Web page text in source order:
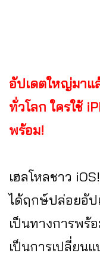
อัปเดตใหญ่มาแ
ทั่วโลก ใครใช้
พร้อม!
เฮลโหลชาว
ได้ฤกษ์ปล่อยอัป
เป็นทางการพร้
เป็นการเปลี่ยน